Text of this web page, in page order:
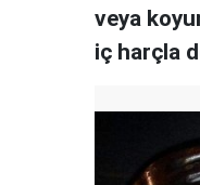
veya
iç harçla